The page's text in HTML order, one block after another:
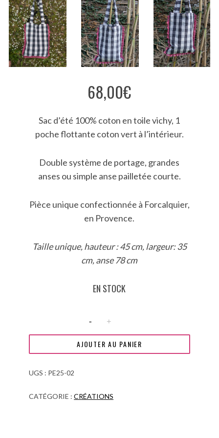
68,00€
Sac d’été 100% coton en toile vichy, 1
poche flottante coton vert à l’intérieur.
Double système de portage, grandes
anses ou simple anse pailletée courte.
Pièce unique confectionnée à Forcalquier,
en Provence.
Taille unique,hauteur : 45 cm, largeur: 35
cm, anse 78 cm
EN STOCK
a
n
t
AJOUTER AU PANIER
UGS : PE25-02
CATÉGORIE :CRÉATIONS
e
a
r
c
h
f